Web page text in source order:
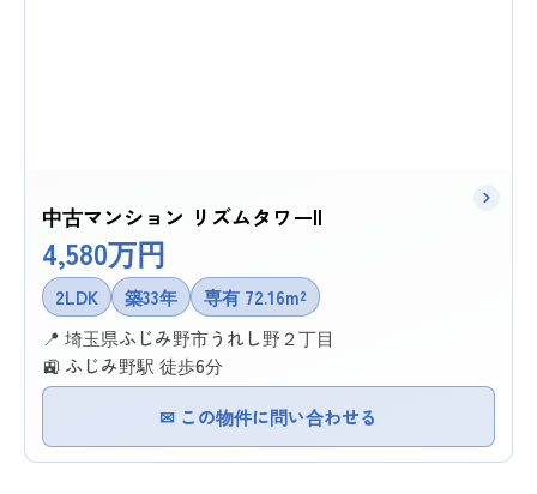
中古マンション リズムタワーII
4,580万円
2LDK 築33年
専有 72.16m²
📍 埼玉県ふじみ野市うれし野２丁目
🚉 ふじみ野駅 徒歩6分
✉ この物件に問い合わせる